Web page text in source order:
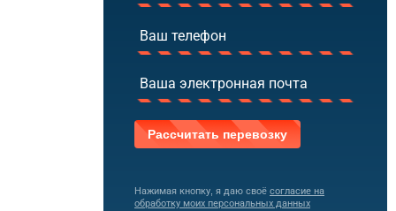
Нажимая кнопку, я даю своё согласие на
обработку моих персональных данных